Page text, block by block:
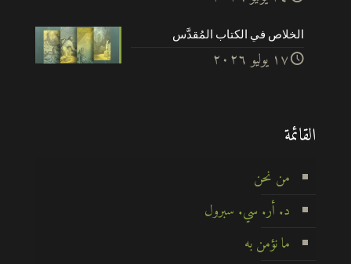
الخلاص في الكتاب المُقدَّس
۱۷ يوليو ۲۰۲٦
القائمة
من نحن
د. أر. سي. سبرول
ما نؤمن به